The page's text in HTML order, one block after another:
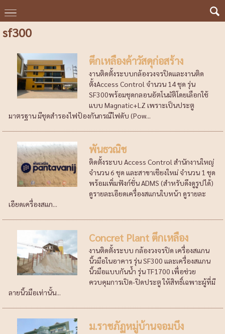
sf300
ตึกเหลืองค้าวัสดุก่อสร้าง
งานติดตั้งระบบกล้องวงจรปิดและงานติด
ตั้งAccess Control จำนวน 14 ชุด รุ่น
SF300พร้อมชุดกลอนอัตโนมัติโดยเลือกใช้
แบบ Magnatic+LZ เพราะเป็นประตู
มาตรฐาน มีชุดสำรองไฟป้องกันกรณีไฟดับ (Pow...
พันธวณิช
ติดตั้งระบบ Access Control สำนักงานใหญ่
จำนวน 6 ชุด และสาขาเชียงใหม่ จำนวน 1 ชุด
พร้อมเพิ่มฟังก์ชั่น ADMS (สำหรับดึงดูรูปได้)
ดูรายละเอียดเครื่องสแกนใบหน้า ดูรายละ
เอียดเครื่องสแก...
Concret Plant ตึกเหลือง
งานติดตั้งระบบ กล้องวงจรปิด เครื่องสแกน
นิ้วมือในอาคาร รุ่น SF300 และเครื่องสแกน
นิ้วมือแบบกันน้ำ รุ่น TF1700 เพื่อช่วย
ควบคุมการเปิด-ปิดประตู ให้สิทธิ์เฉพาะผู้ที่มี
ลายนิ้วมือเท่านั้น...
ม.ราชภัฏหมู่บ้านจอมบึง